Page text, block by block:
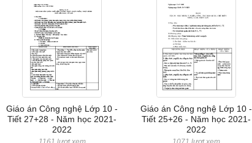
Giáo án Công nghệ Lớp 10 -
Tiết 27+28 - Năm học 2021-
2022
Giáo án Công nghệ Lớp 10 -
Tiết 25+26 - Năm học 2021-
2022